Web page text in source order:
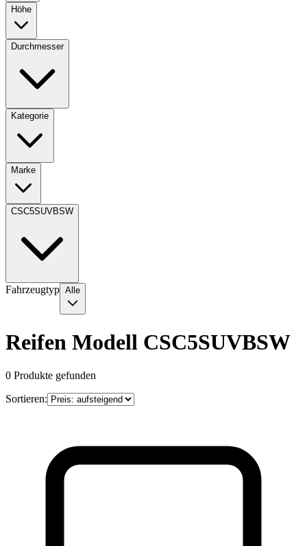
Höhe
Durchmesser
Kategorie
Marke
CSC5SUVBSW
Fahrzeugtyp Alle
Reifen Modell CSC5SUVBSW
0 Produkte gefunden
Sortieren: